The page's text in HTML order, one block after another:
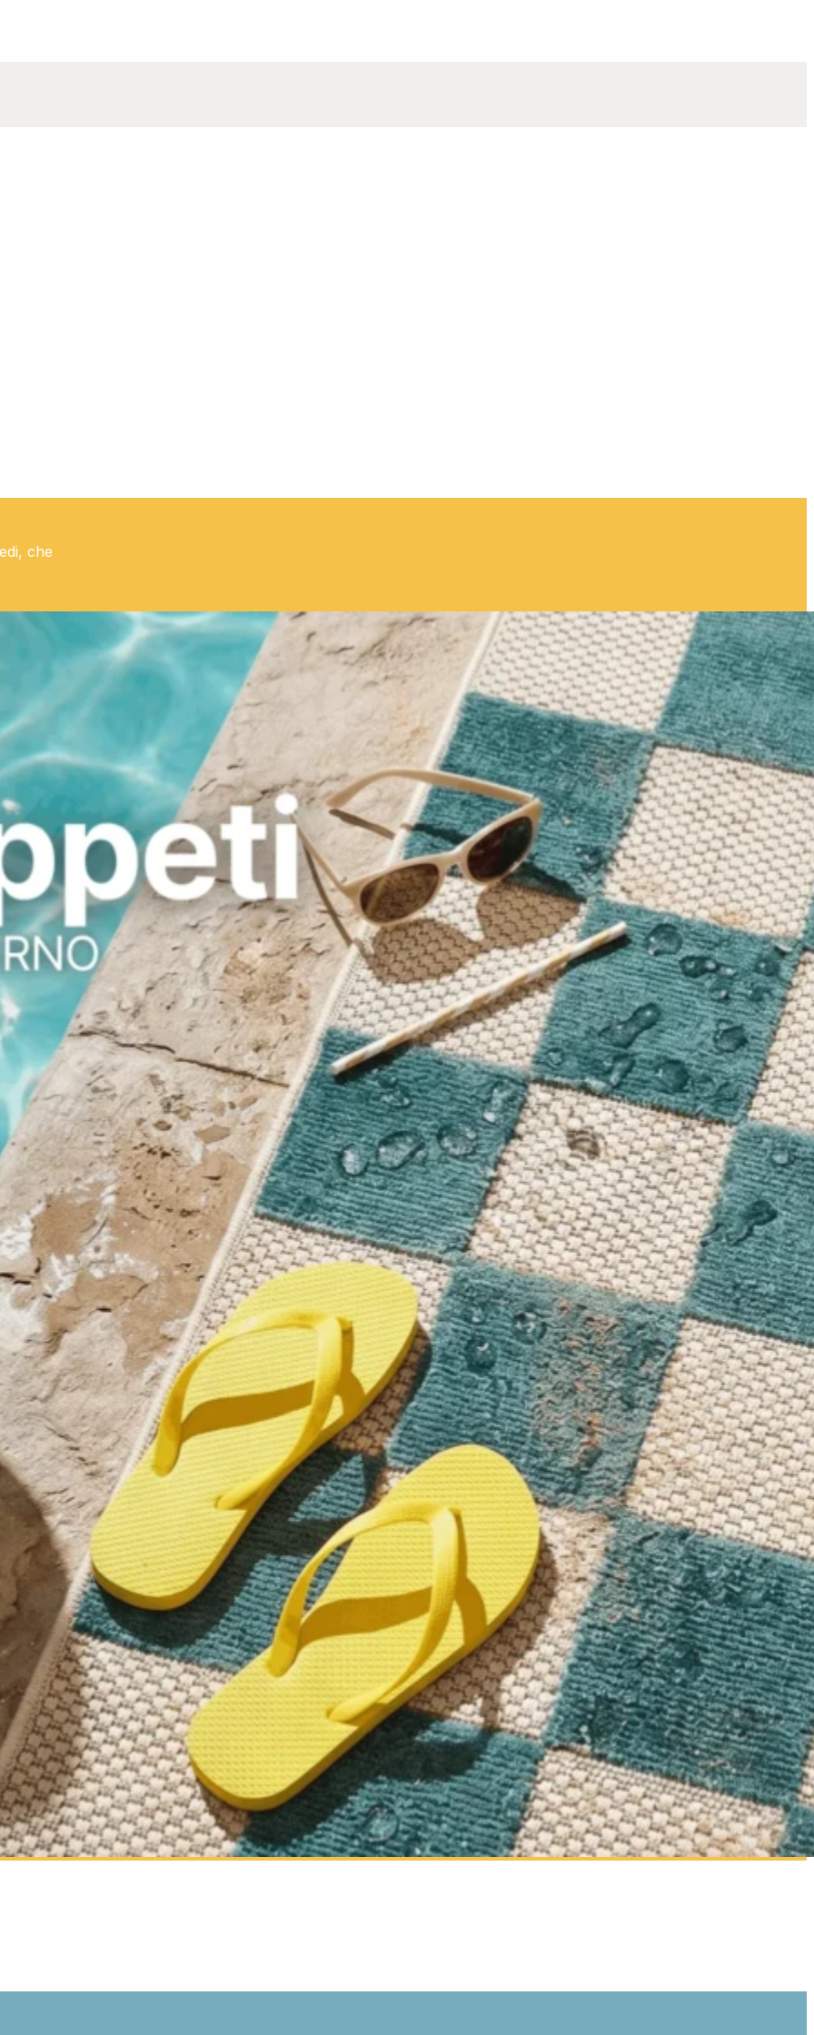
che
contenuti e annunci, per fornire funzionalità dei social media e per analizzare il nostro traffico.
su come utilizzi il nostro sito con i nostri partner social, pubblicitari e analitici, i quali possono
che hai fornito loro o che hanno raccolto in base al tuo utilizzo dei loro servizi.
permettono al sito di ricordare informazioni che modificano il modo in cui il sito appare o si comporta, ad
la regione in cui ti trovi.